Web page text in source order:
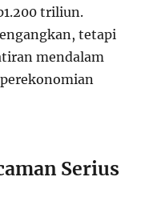
triliun.
tetapi
mendalam
Serius